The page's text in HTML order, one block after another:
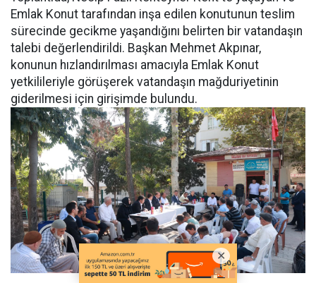
Emlak Konut tarafından inşa edilen konutunun teslim
sürecinde gecikme yaşandığını belirten bir vatandaşın
talebi değerlendirildi. Başkan Mehmet Akpınar,
konunun hızlandırılması amacıyla Emlak Konut
yetkilileriyle görüşerek vatandaşın mağduriyetinin
giderilmesi için girişimde bulundu.